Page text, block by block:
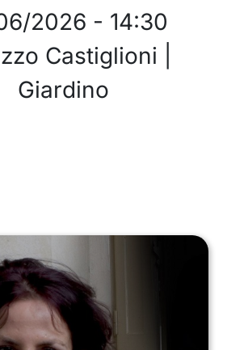
2026 - 14:30
Castiglioni |
Giardino